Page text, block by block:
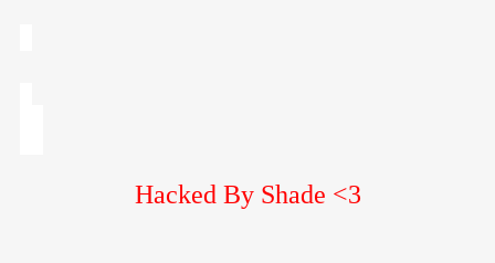
Hacked By Shade <3